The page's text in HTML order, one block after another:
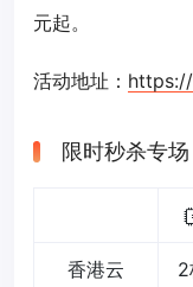
元起。
活动地址：
限时秒杀专场
香港云 2